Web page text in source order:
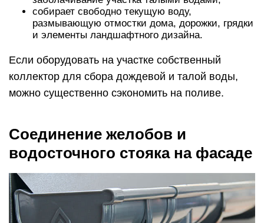
собирает свободно текущую воду,
размывающую отмостки дома, дорожки, грядки
и элементы ландшафтного дизайна.
Если оборудовать на участке собственный
коллектор для сбора дождевой и талой воды,
можно существенно сэкономить на поливе.
Соединение желобов и
водосточного стояка на фасаде